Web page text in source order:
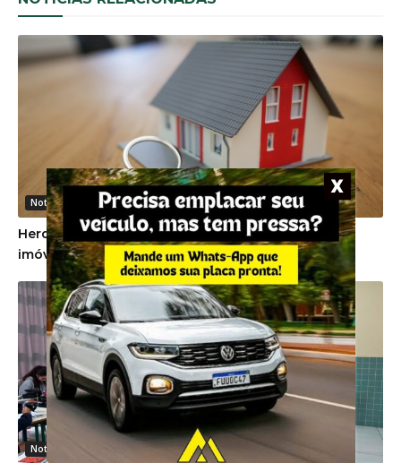
Noticias Gerais
Herdeiros devem cumprir promessa de venda de
imóvel firmada em vida pela proprietária
Noticias Gerais